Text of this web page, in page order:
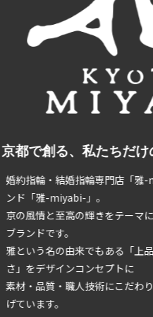
京都で創る、私たちだ
婚約指輪・結婚指輪専門店「雅
ンド「雅-miyabi-」。
京の風情と至高の輝きをテーマ
ブランドです。
雅という名の由来でもある「上
さ」をデザインコンセプトに
素材・品質・職人技術にこだわ
げています。